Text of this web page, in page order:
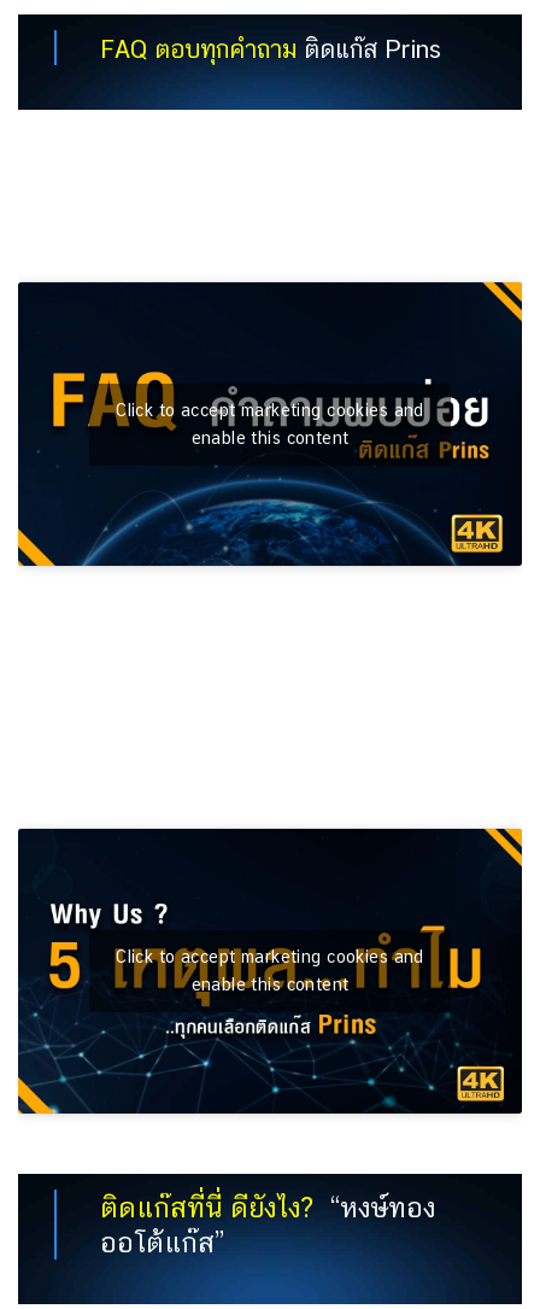
FAQ ตอบทุกคำถาม ติดแก๊ส Prins
Click to accept marketing cookies and
enable this content
Click to accept marketing cookies and
enable this content
ติดแก๊สที่นี่ ดียังไง? “หงษ์ทอง
ออโต้แก๊ส”